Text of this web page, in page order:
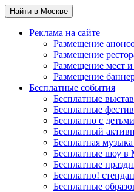
Найти в Москве
Реклама на сайте
Размещение
Размещение
Размещение мест
Размещение
Бесплатные события
Бесплатные
Бесплатные
Бесплатно с
Бесплатный
Бесплатная
Бесплатные шоу в
Бесплатные
Бесплатно!
Бесплатные